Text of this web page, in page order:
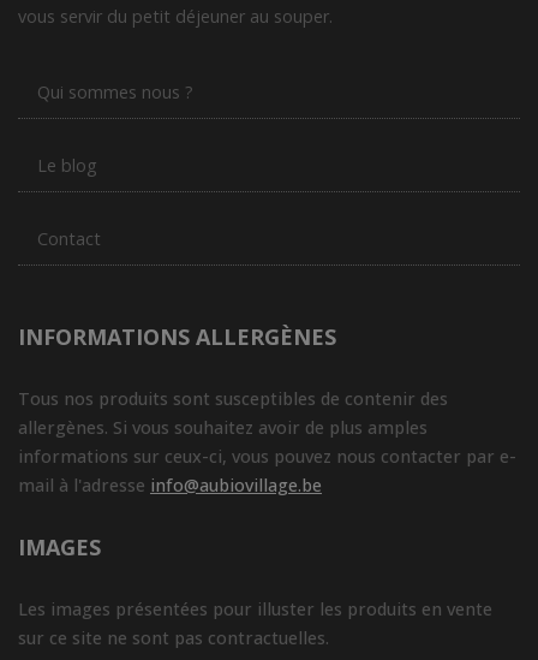
vous servir du petit déjeuner au souper.
Qui sommes nous ?
Le blog
Contact
INFORMATIONS ALLERGÈNES
Tous nos produits sont susceptibles de contenir des
allergènes. Si vous souhaitez avoir de plus amples
informations sur ceux-ci, vous pouvez nous contacter par e-
mail à l'adresse info@aubiovillage.be
IMAGES
Les images présentées pour illuster les produits en vente
sur ce site ne sont pas contractuelles.